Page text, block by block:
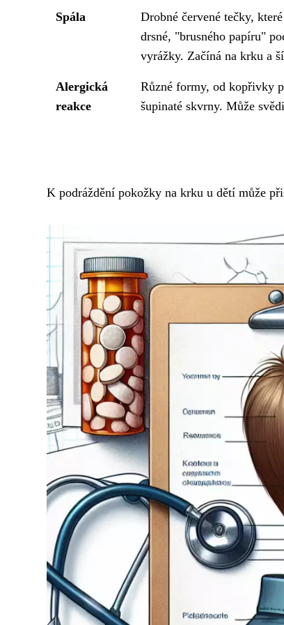
Spála
Drobné červené tečky,
drsné, "brusného papíru"
vyrážky. Začíná na krku a
Alergická
reakce
Různé formy, od kopřivky
šupinaté skvrny. Může
K podráždění pokožky na krku u dětí může